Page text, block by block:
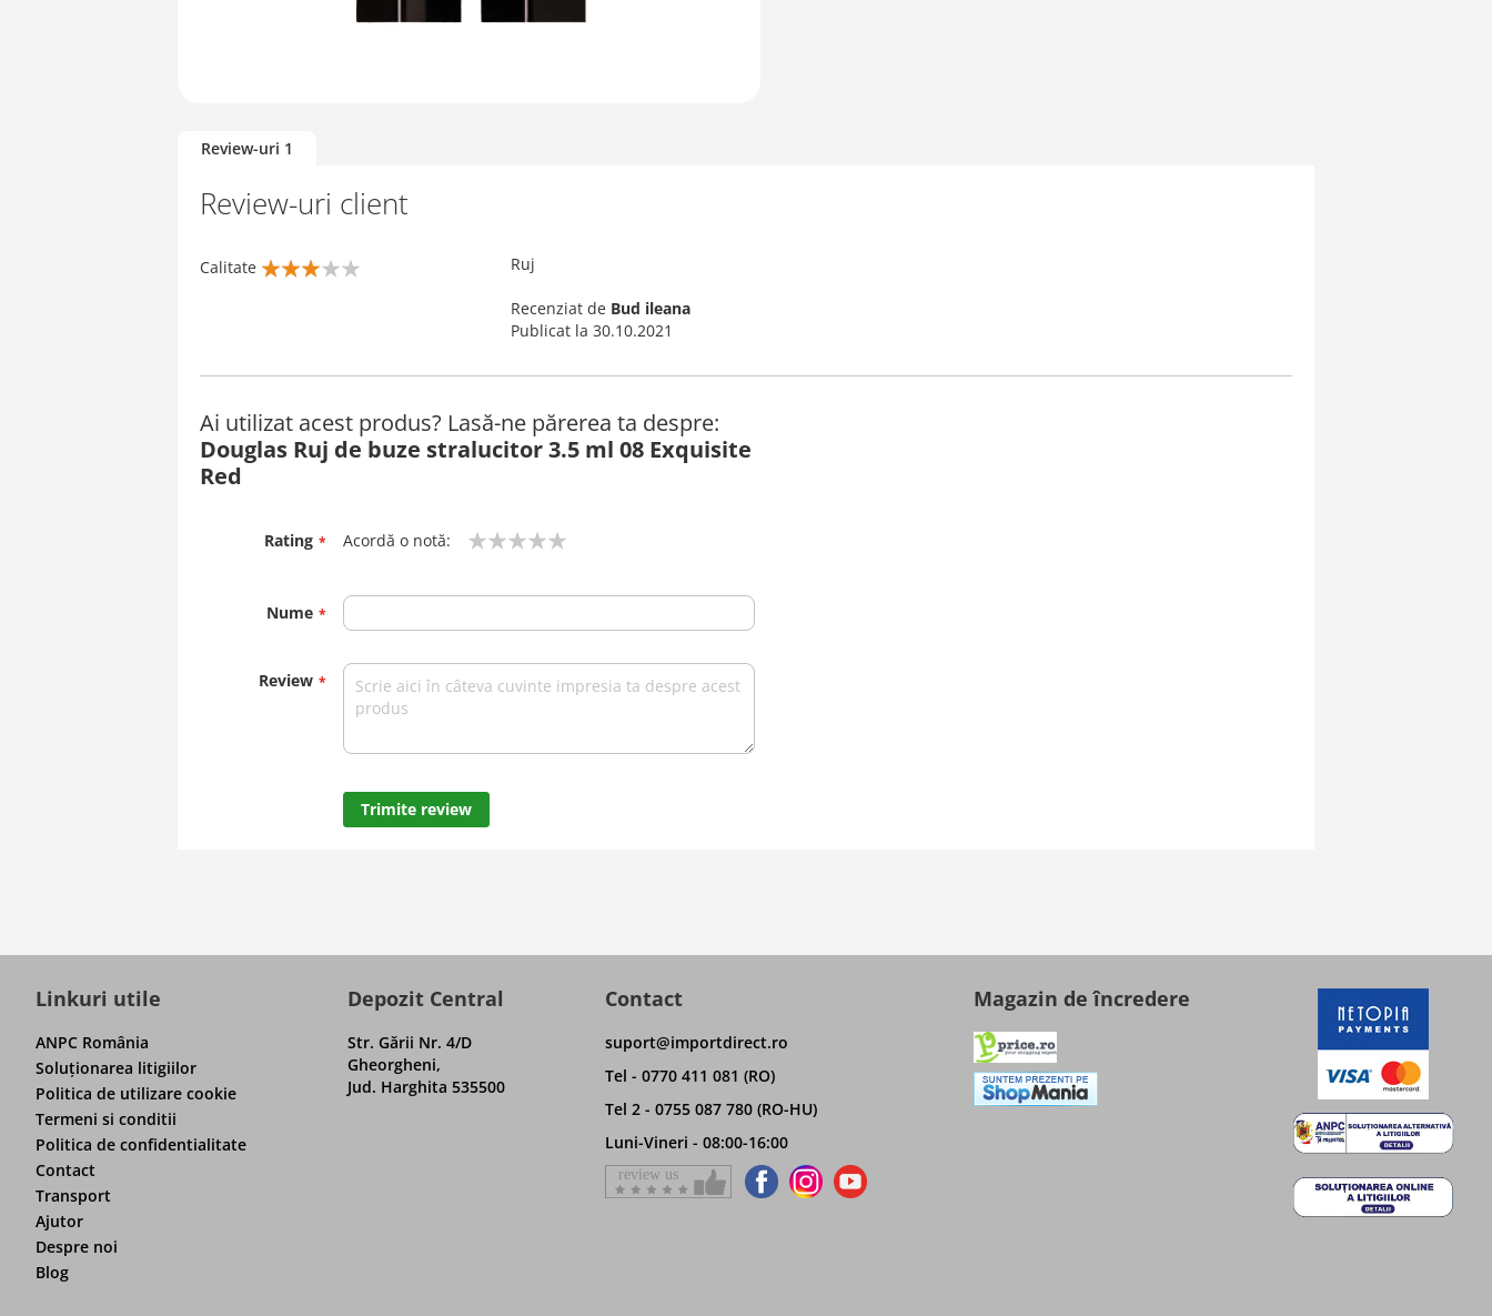
gallery
Review-uri 1
Review-uri client
Calitate
Ruj
Recenziat de Bud ileana
Publicat la 30.10.2021
Ai utilizat acest produs? Lasă-ne părerea ta despre:
Douglas Ruj de buze stralucitor 3.5 ml 08 Exquisite
Red
Rating
Acordă o notă:
Nume
Review
Trimite review
Linkuri utile
ANPC România
Soluţionarea litigiilor
Politica de utilizare cookie
Termeni si conditii
Politica de confidentialitate
Contact
Transport
Ajutor
Despre noi
Blog
Depozit Central
Str. Gării Nr. 4/D
Gheorgheni,
Jud. Harghita 535500
Contact
suport@importdirect.ro
Tel - 0770 411 081 (RO)
Tel 2 - 0755 087 780 (RO-HU)
Luni-Vineri - 08:00-16:00
Magazin de încredere